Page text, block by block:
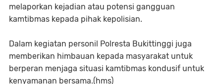
melaporkan kejadian atau potensi gangguan
kamtibmas kepada pihak kepolisian.
Dalam kegiatan personil Polresta Bukittinggi juga
memberikan himbauan kepada masyarakat untuk
berperan menjaga situasi kamtibmas kondusif untuk
kenyamanan bersama.(hms)